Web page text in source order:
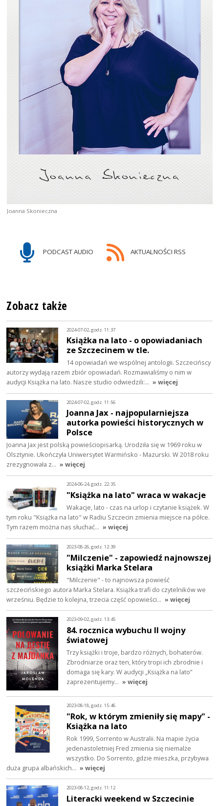
Joanna Skonieczna
PODCAST AUDIO AKTUALNOŚCI RSS
Zobacz także
2024-07-02, godz. 11:37
Książka na lato - o opowiadaniach
ze Szczecinem w tle.
14 opowiadań we wspólnej antologii. Szczecińscy
autorzy wydają razem zbiór opowiadań. Rozmawialiśmy o nim w
audycji Książka na lato. Nasze studio odwiedzili:… » więcej
2024-07-02, godz. 11:56
Joanna Jax - najpopularniejsza
autorka powieści historycznych w
Polsce
Joanna Jax jest polską powieściopisarką. Urodziła się w 1969 roku w
Olsztynie. Ukończyła Uniwersytet Warmińsko - Mazurski. W 2018 roku
zrezygnowała z… » więcej
2024-06-24, godz. 22:35
"Książka na lato" wraca w wakacje
Wakacje, lato - czas na urlop i czytanie książek. W
tym roku "Książka na lato" w Radiu Szczecin zmienia miejsce na półce.
Tym razem można nas słuchać… » więcej
2023-08-26, godz. 12:39
"Milczenie" - zapowiedź najnowszej
książki Marka Stelara
"Milczenie" - to najnowsza powieść
szczecińskiego autora Marka Stelara. Książka trafi do czytelników we
wrześniu. Będzie to kolejna, trzecia część opowieści… » więcej
2023-09-02, godz. 13:45
84. rocznica wybuchu II wojny
światowej
Trzy książki i troje, bardzo różnych, bohaterów.
Zbrodniarze oraz ten, który tropi ich zbrodnie i
domaga się kary. W audycji „Książka na lato”
zaprezentujemy… » więcej
2023-08-18, godz. 15:46
"Rok, w którym zmieniły się mapy" -
Książka na lato
Rok 1999, Sorrento w Australii. Na mapie życia
jedenastoletniej Fred zmienia się niemalże
wszystko. Do Sorrento, gdzie mieszka, przybywa
duża grupa albańskich… » więcej
2023-08-12, godz. 11:12
Literacki weekend w Szczecinie